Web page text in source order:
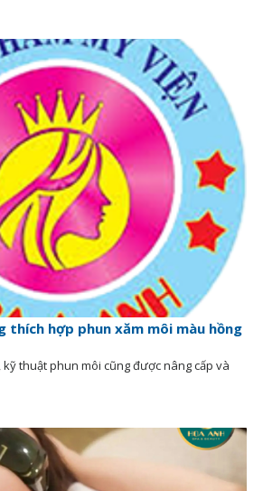
thích hợp phun xăm môi màu hồng
thuật phun môi cũng được nâng cấp và